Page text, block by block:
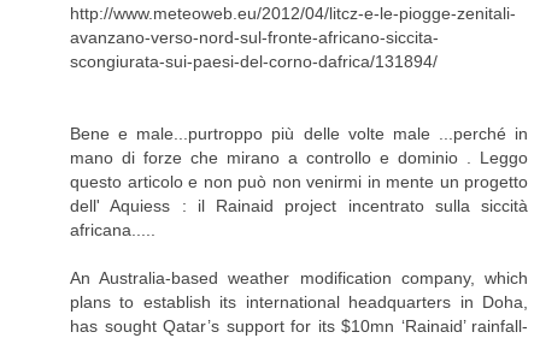
http://www.meteoweb.eu/2012/04/litcz-e-le-piogge-zenitali-
avanzano-verso-nord-sul-fronte-africano-siccita-
scongiurata-sui-paesi-del-corno-dafrica/131894/
Bene e male...purtroppo più delle volte male ...perché in
mano di forze che mirano a controllo e dominio . Leggo
questo articolo e non può non venirmi in mente un progetto
dell' Aquiess : il Rainaid project incentrato sulla siccità
africana.....
An Australia-based weather modification company, which
plans to establish its international headquarters in Doha,
has sought Qatar’s support for its $10mn ‘Rainaid’ rainfall-